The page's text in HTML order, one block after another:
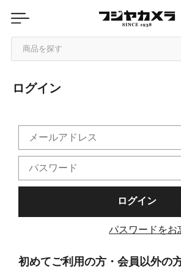
商品を探す
カテゴリから探す
中古品を探す
ログイン
パスワードをお
初めてご利用の方・会員以外の